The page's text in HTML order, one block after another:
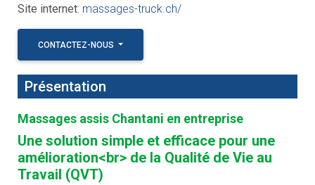
Site internet: massages-truck.ch/
CONTACTEZ-NOUS
Présentation
Massages assis Chantani en entreprise
Une solution simple et efficace pour une
amélioration<br> de la Qualité de Vie au
Travail (QVT)